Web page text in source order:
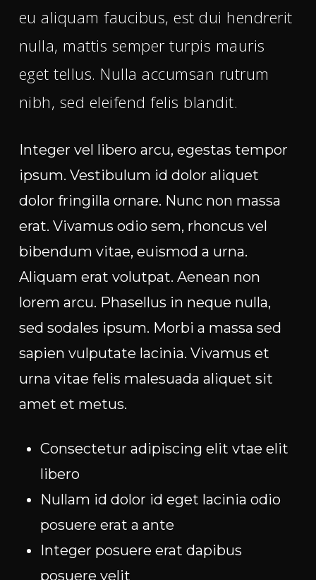
eu aliquam faucibus, est dui hendrerit
nulla, mattis semper turpis mauris
eget tellus. Nulla accumsan rutrum
nibh, sed eleifend felis blandit.
Integer vel libero arcu, egestas tempor
ipsum. Vestibulum id dolor aliquet
dolor fringilla ornare. Nunc non massa
erat. Vivamus odio sem, rhoncus vel
bibendum vitae, euismod a urna.
Aliquam erat volutpat. Aenean non
lorem arcu. Phasellus in neque nulla,
sed sodales ipsum. Morbi a massa sed
sapien vulputate lacinia. Vivamus et
urna vitae felis malesuada aliquet sit
amet et metus.
Consectetur adipiscing elit vtae elit
libero
Nullam id dolor id eget lacinia odio
posuere erat a ante
Integer posuere erat dapibus
posuere velit